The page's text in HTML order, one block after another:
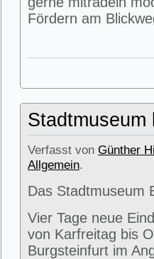
Fördern am
Verfasst von Günther
Allgemein.
Das Stadtmuseum
Vier Tage neue
von Karfreitag bis
Burgsteinfurt im